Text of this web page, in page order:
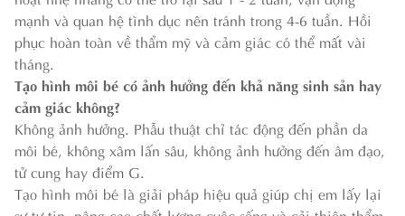
mạnh và quan hệ tình dục nên tránh trong 4-6 tuần. Hồi
phục hoàn toàn về thẩm mỹ và cảm giác có thể mất vài
tháng.
Tạo hình môi bé có ảnh hưởng đến khả năng sinh sản hay
cảm giác không?
Không ảnh hưởng. Phẫu thuật chỉ tác động đến phần da
môi bé, không xâm lấn sâu, không ảnh hưởng đến âm đạo,
tử cung hay điểm G.
Tạo hình môi bé là giải pháp hiệu quả giúp chị em lấy lại